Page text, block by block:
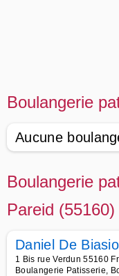
Boulangerie
Aucune
Boulangerie
Pareid (55160)
Daniel De Biasio
1 Bis rue Verdun 55160
Boulangerie Patisserie,